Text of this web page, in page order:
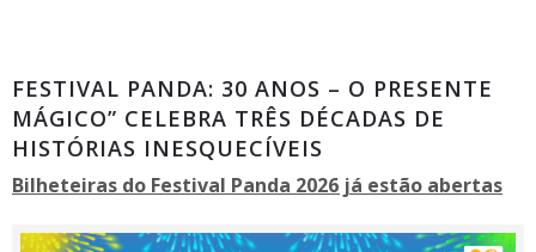
FESTIVAL PANDA: 30 ANOS – O PRESENTE
MÁGICO” CELEBRA TRÊS DÉCADAS DE
HISTÓRIAS INESQUECÍVEIS
Bilheteiras do Festival Panda 2026 já estão abertas